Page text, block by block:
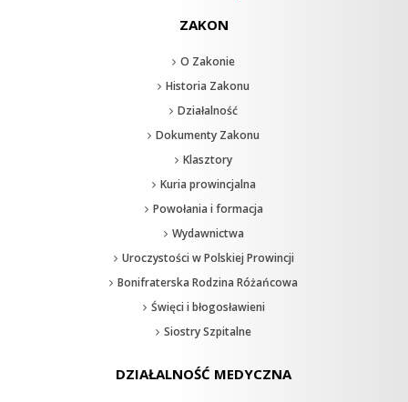
ZAKON
O Zakonie
Historia Zakonu
Działalność
Dokumenty Zakonu
Klasztory
Kuria prowincjalna
Powołania i formacja
Wydawnictwa
Uroczystości w Polskiej Prowincji
Bonifraterska Rodzina Różańcowa
Święci i błogosławieni
Siostry Szpitalne
DZIAŁALNOŚĆ MEDYCZNA